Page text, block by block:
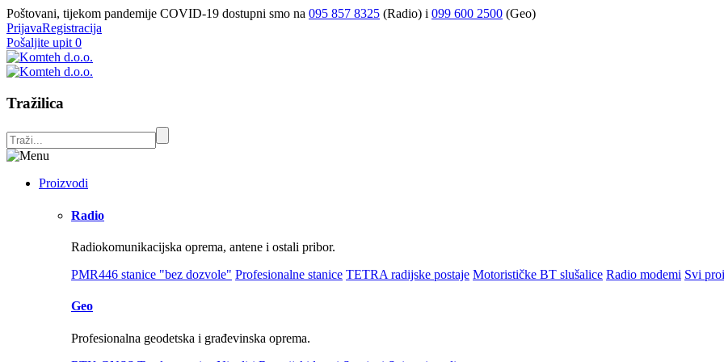
Poštovani, tijekom pandemije COVID-19 dostupni smo na 095 857 8325 (Radio) i 099 600 2500 (Geo)
PrijavaRegistracija
Pošaljite upit 0
Tražilica
Proizvodi
Radio
Radiokomunikacijska oprema, antene i ostali pribor.
PMR446 stanice "bez dozvole" Profesionalne stanice TETRA radijske postaje Motorističke BT slušalice Radio modemi Svi
Geo
Profesionalna geodetska i građevinska oprema.